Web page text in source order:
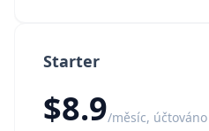
Starter
$8.9/měsíc,